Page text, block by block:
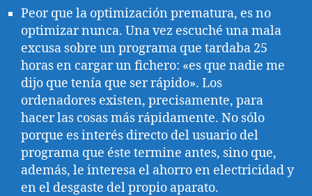
Peor que la optimización prematura, es no
optimizar nunca. Una vez escuché una mala
excusa sobre un programa que tardaba 25
horas en cargar un fichero: «es que nadie me
dijo que tenía que ser rápido». Los
ordenadores existen, precisamente, para
hacer las cosas más rápidamente. No sólo
porque es interés directo del usuario del
programa que éste termine antes, sino que,
además, le interesa el ahorro en electricidad y
en el desgaste del propio aparato.